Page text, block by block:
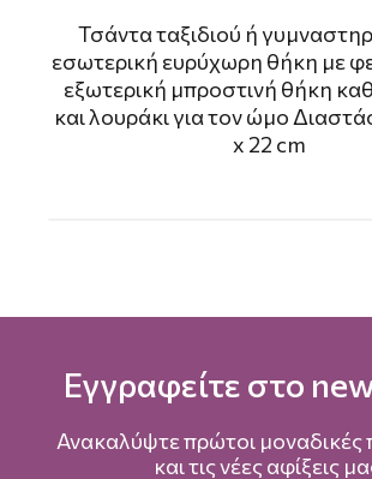
Τσάντα ταξιδιού ή
εσωτερική ευρύχωρη θήκη με
εξωτερική μπροστινή θήκη
και λουράκι για τον ώμο
x 22 cm
Εγγραφείτε στο
Ανακαλύψτε πρώτοι
και τις νέες αφίξεις